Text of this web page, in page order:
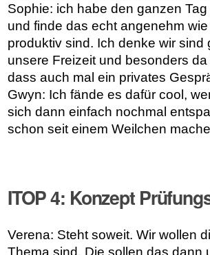
Sophie: ich habe den ganzen
und finde das echt angenehm
produktiv sind. Ich denke wir
unsere Freizeit und besonders
dass auch mal ein privates
Gwyn: Ich fände es dafür cool,
sich dann einfach nochmal
schon seit einem Weilchen
ITOP 4: Konzept
Verena: Steht soweit. Wir wollen
Thema sind. Die sollen das dann